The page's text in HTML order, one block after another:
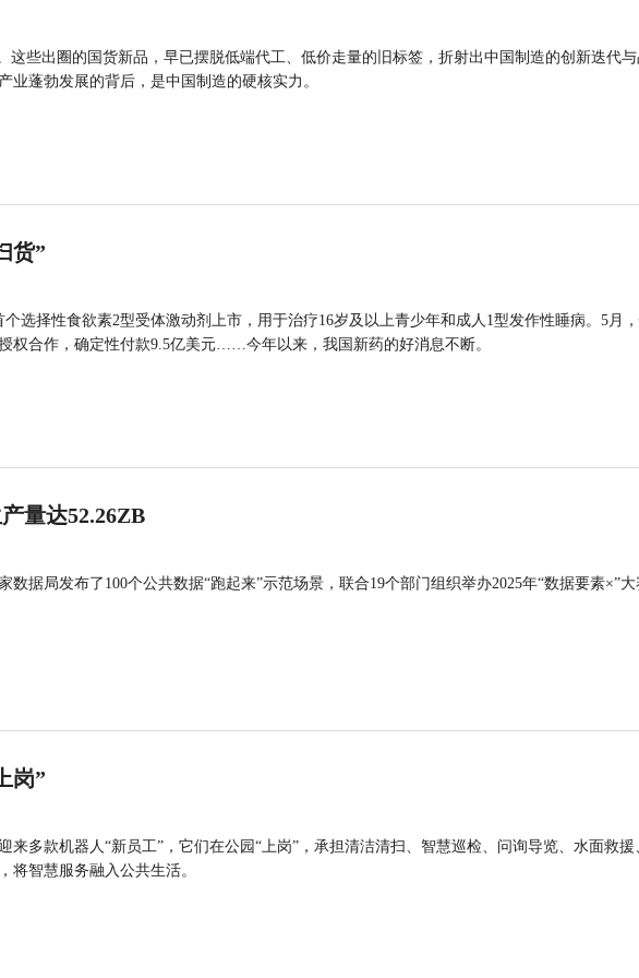
这些出圈的国货新品，早已摆脱低端代工、低价走量的旧标签，折射出中国制造的创新迭代
业蓬勃发展的背后，是中国制造的硬核实力。
货”
选择性食欲素2型受体激动剂上市，用于治疗16岁及以上青少年和成人1型发作性睡病。5月
权合作，确定性付款9.5亿美元……今年以来，我国新药的好消息不断。
量达52.26ZB
数据局发布了100个公共数据“跑起来”示范场景，联合19个部门组织举办2025年“数据要素×”大
岗”
来多款机器人“新员工”，它们在公园“上岗”，承担清洁清扫、智慧巡检、问询导览、水面救援
将智慧服务融入公共生活。